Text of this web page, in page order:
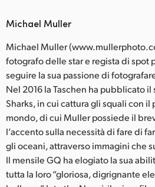
Michael Muller
Michael Muller
fotografo delle star e regista di spot
seguire la sua passione di
Nel 2016 la Taschen ha pubblicato
Sharks, in cui cattura gli squali con
mondo, di cui Muller possiede il
l’accento sulla necessità di fare di
gli oceani, attraverso immagini che
Il mensile GQ ha elogiato la sua
tutta la loro “gloriosa, digrignante